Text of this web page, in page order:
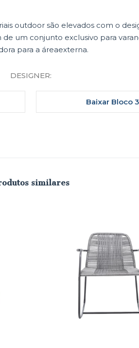
outdoor são elevados com o
um conjunto exclusivo para
para a áreaexterna.
DESIGNER:
Baixar Bloco
similares